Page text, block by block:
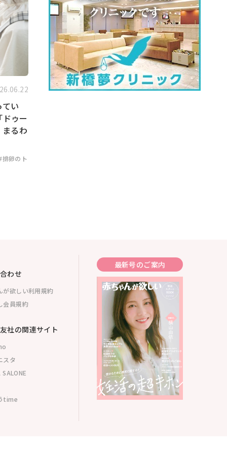
い
ゥー
るわ
排卵のト
わせ
が欲しい利用規約
会員規約
社の関連サイト
スタ
time
最新号のご案内